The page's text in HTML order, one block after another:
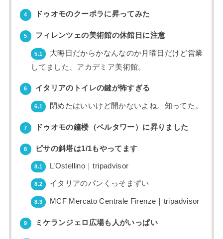
4 ドゥオモのクーポラに昇ってみた
5 フィレンツェの美術館の休館日に注意
5.1
大晦日だからかなんなのか月曜日だけど営業
してました、アカデミア美術館。
6 イタリアのトイレの鍵が怖すぎる
6.1 閉めたはいいけど開かないよね。知ってた。
7 ドゥオモの鐘楼（ベルタワー）に昇りました
8 ピサの斜塔は1/1もやってます
8.1 L’Ostellino｜tripadvisor
8.2 イタリアのパンくっそまずい
8.3 MCF Mercato Centrale Firenze｜tripadvisor
9 ミケランジェロ広場も人がいっぱい